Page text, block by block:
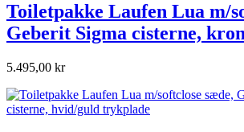
Toiletpakke Laufen Lua m/
Geberit Sigma cisterne,
5.495,00 kr